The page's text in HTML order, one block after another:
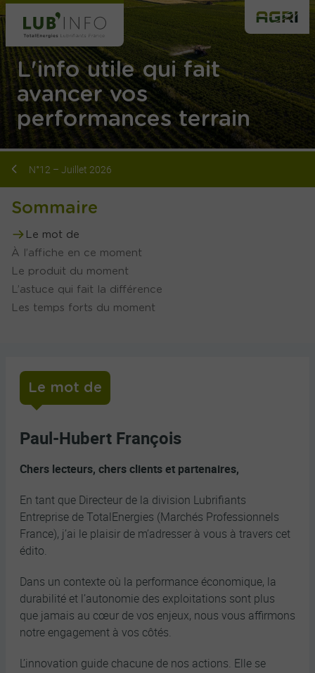
L'info utile qui fait
avancer vos
performances terrain
N°12 – Juillet 2026
Sommaire
Le mot de
À l’affiche en ce moment
Le produit du moment
L’astuce qui fait la différence
Les temps forts du moment
Le mot de
Le
mot
Paul-Hubert François
Chers lecteurs, chers clients et partenaires,
En tant que Directeur de la division Lubrifiants
Entreprise de TotalEnergies (Marchés Professionnels
France), j’ai le plaisir de m’adresser à vous à travers cet
édito.
Dans un contexte où la performance économique, la
durabilité et l’autonomie des exploitations sont plus
que jamais au cœur de vos enjeux, nous vous affirmons
notre engagement à vos côtés.
L’innovation guide chacune de nos actions. Elle se